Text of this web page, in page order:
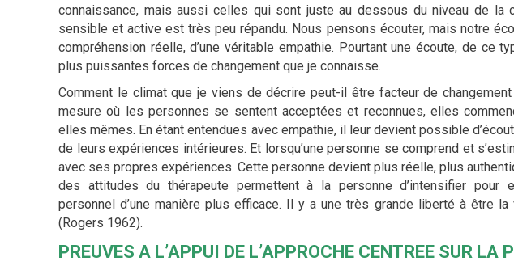
connaissance, mais aussi celles qui sont juste au dessous du niveau de la
sensible et active est très peu répandu. Nous pensons écouter, mais notre
compréhension réelle, d’une véritable empathie. Pourtant une écoute, de ce
plus puissantes forces de changement que je connaisse.
Comment le climat que je viens de décrire peut-il être facteur de
mesure où les personnes se sentent acceptées et reconnues, elles
elles mêmes. En étant entendues avec empathie, il leur devient possible
de leurs expériences intérieures. Et lorsqu’une personne se comprend et
avec ses propres expériences. Cette personne devient plus réelle, plus
des attitudes du thérapeute permettent à la personne d’intensifier pour
personnel d’une manière plus efficace. Il y a une très grande liberté à être
(Rogers 1962).
PREUVES A L’APPUI DE L’APPROCHE CENTREE SUR LA